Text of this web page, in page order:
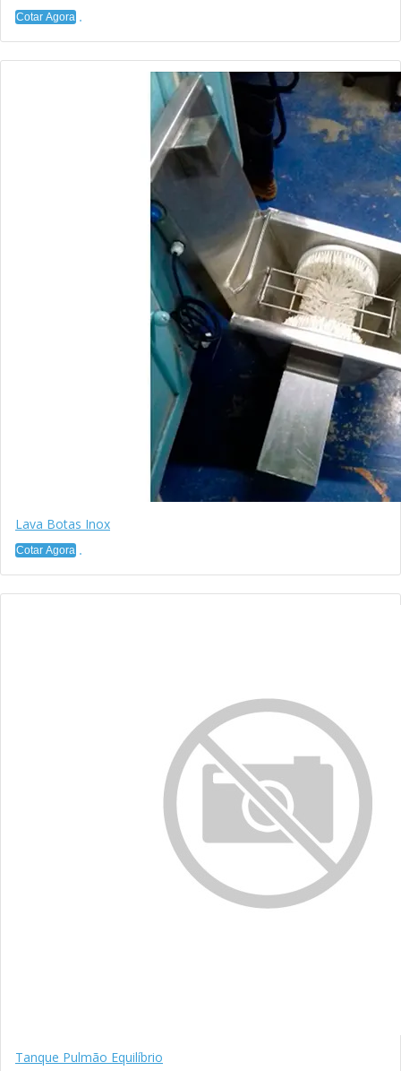
Cotar Agora
Lava Botas Inox
Cotar Agora
Tanque Pulmão Equilíbrio